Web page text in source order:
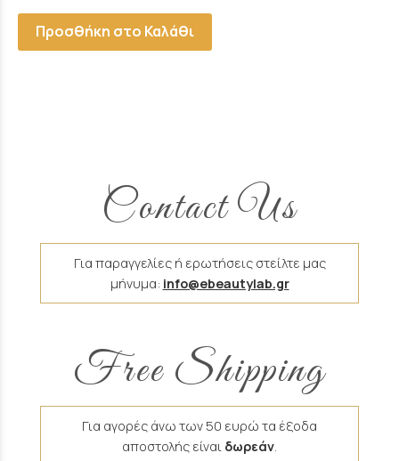
Προσθήκη στο Καλάθι
Contact Us
Για παραγγελίες ή ερωτήσεις στείλτε μας
μήνυμα: info@ebeautylab.gr
Free Shipping
Για αγορές άνω των 50 ευρώ τα έξοδα
αποστολής είναι δωρεάν